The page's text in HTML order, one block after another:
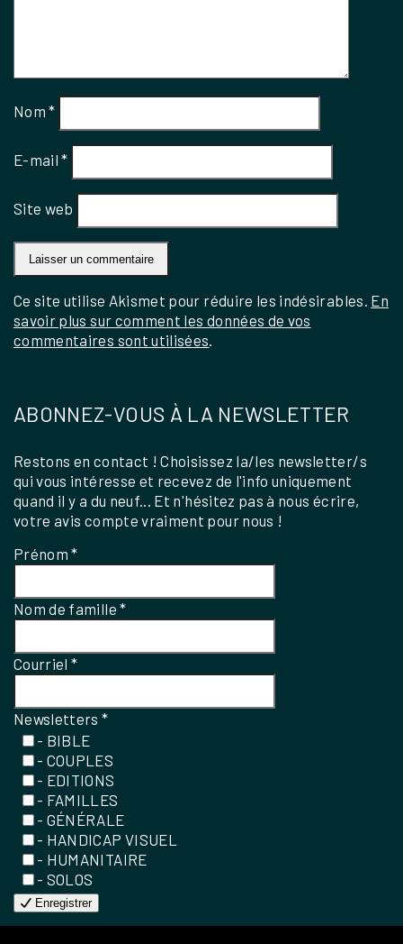
Nom*
E-mail*
Site web
Ce site utilise Akismet pour réduire les indésirables. En
savoir plus sur comment les données de vos
commentaires sont utilisées
ABONNEZ-VOUS À LA NEWSLETTER
Restons en contact ! Choisissez la/les newsletter/s
qui vous intéresse et recevez de l'info uniquement
quand il y a du neuf... Et n'hésitez pas à nous écrire,
votre avis compte vraiment pour nous !
Prénom*
Nom de famille*
Courriel*
Newsletters*
- BIBLE
- COUPLES
- EDITIONS
- FAMILLES
- GÉNÉRALE
- HANDICAP VISUEL
- HUMANITAIRE
- SOLOS
Enregistrer